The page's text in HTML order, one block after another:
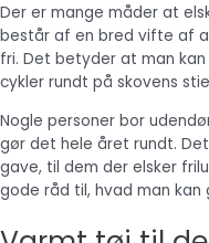
Der er mange måder at
består af en bred vifte af
fri. Det betyder at man
cykler rundt på skovens
Nogle personer bor
gør det hele året rundt.
gave, til dem der elsker
gode råd til, hvad man kan